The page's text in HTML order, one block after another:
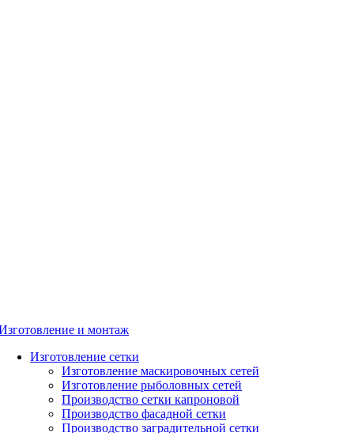
и монтаж
Изготовление сетки
Изготовление маскировочных сетей
Изготовление рыболовных сетей
Производство сетки капроновой
Производство фасадной сетки
Производство заградительной сетки